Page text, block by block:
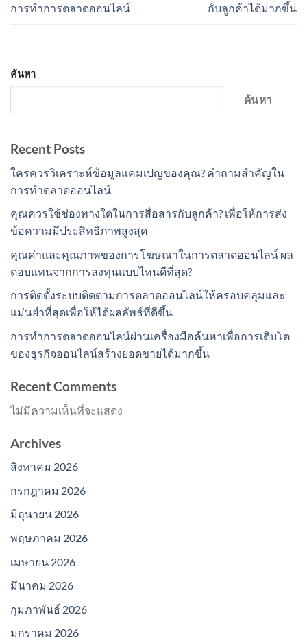
การทำการตลาดออนไลน์
กับลูกค้าได้มากขึ้น
ค้นหา
ค้นหา
Recent Posts
ใครควรวิเคราะห์ข้อมูลแคมเปญของคุณ? คำถามสำคัญใน
การทำตลาดออนไลน์
คุณควรใช้ช่องทางใดในการสื่อสารกับลูกค้า? เพื่อให้การส่ง
ข้อความมีประสิทธิภาพสูงสุด
คุณค่าและคุณภาพของการโฆษณาในการตลาดออนไลน์ ผล
ตอบแทนจากการลงทุนแบบไหนดีที่สุด?
การติดตั้งระบบติดตามการตลาดออนไลน์ให้ครอบคลุมและ
แม่นยำที่สุดเพื่อให้ได้ผลลัพธ์ที่ดีขึ้น
การทำการตลาดออนไลน์ผ่านเครื่องมือค้นหาเพื่อการเติบโต
ของธุรกิจออนไลน์สร้างยอดขายได้มากขึ้น
Recent Comments
ไม่มีความเห็นที่จะแสดง
Archives
สิงหาคม 2026
กรกฎาคม 2026
มิถุนายน 2026
พฤษภาคม 2026
เมษายน 2026
มีนาคม 2026
กุมภาพันธ์ 2026
มกราคม 2026